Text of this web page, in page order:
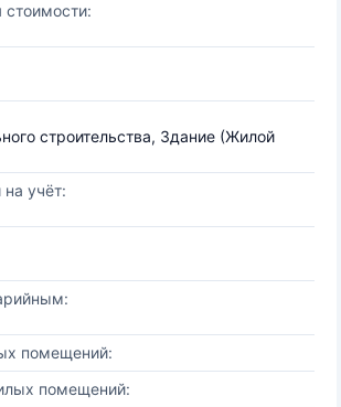
стоимости:
строительства, Здание (Жилой
на учёт:
помещений:
помещений: